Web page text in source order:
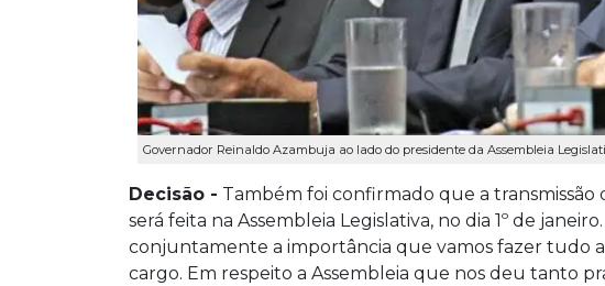
Governador Reinaldo Azambuja ao lado do presidente da Assembleia
Decisão - Também foi confirmado que a
será feita na Assembleia Legislativa, no dia 1º de
conjuntamente a importância que vamos fazer tudo
cargo. Em respeito a Assembleia que nos deu tanto